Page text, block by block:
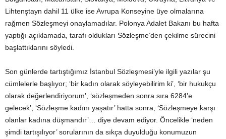
Lihtenştayn dahil 11 ülke ise Avrupa Konseyine üye olmalarına
rağmen Sözleşmeyi onaylamadılar. Polonya Adalet Bakanı bu hafta
yaptığı açıklamada, tarafı oldukları Sözleşme’den çekilme sürecini
başlattıklarını söyledi.
Son günlerde tartıştığımız İstanbul Sözleşmesi’yle ilgili yazılar şu
cümlelerle başlıyor; ‘bir kadın olarak söyleyebilirim ki’, ‘bir hukukçu
olarak değerlendiriyorum’, ‘sözleşmeden sonra sıra 6284’e
gelecek’, ‘Sözleşme kadını yaşatır’ hatta sonra, ‘Sözleşmeye karşı
olanlar kadına düşmandır’… diye devam ediyor. Öncelikle ‘neden
şimdi tartışılıyor’ sorularının da sıkça duyulduğu konumuzun